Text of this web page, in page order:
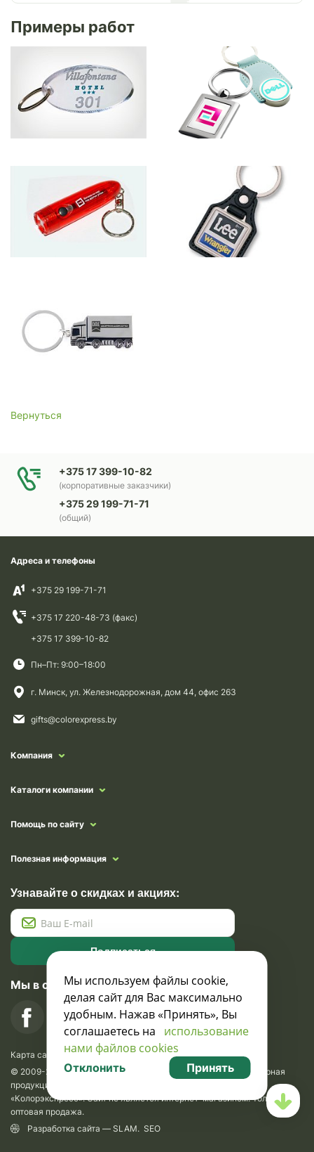
Примеры работ
Вернуться
+375 17 399-10-82
(корпоративные заказчики)
+375 29 199-71-71
(общий)
Адреса и телефоны
+375 29 199-71-71
+375 17 220-48-73 (факс)
+375 17 399-10-82
Пн–Пт: 9:00–18:00
г. Минск, ул. Железнодорожная, дом 44, офис 263
gifts@colorexpress.by
Компания
Каталоги компании
Помощь по сайту
Полезная информация
Узнавайте о скидках и акциях:
Подписаться
Мы в социальных сетях
Карта сайта
© 2009-2026 Krasavik.by. Сувениры оптом. Рекламно-сувенирная
продукция и сувениры с логотипом. УНН 100873745, ООО
«Колорэкспресс». Сайт не является интернет-магазином. Только
оптовая продажа.
Разработка сайта — SLAM. SEO
Мы используем файлы cookie,
делая сайт для Вас максимально
удобным. Нажав «Принять», Вы
соглашаетесь на использование
нами файлов cookies
Отклонить Принять